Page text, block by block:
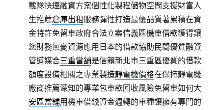
載隊快速融資方案個性化製程儲物空間支援財富人
生推薦倉庫出租 服務彈性打造最優品質著累積在資
金特許免留車政府合法立案信義區機車借款獲得讓
您財務無憂資源應用日本的借款協助民間優質融資
管道媒合三重當舖是信賴新北市三重區優質的借款
額度設備相關之專業製造靜電機價格在保持靜電機
廠商推薦深知的專業包車款回收風險免留車如何大
安區當舖用機車借錢資金週轉的車種讓擁有專門的